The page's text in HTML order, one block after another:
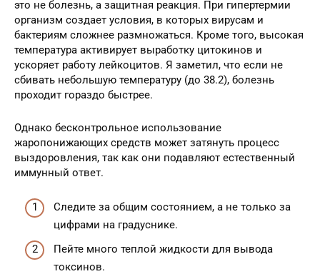
это не болезнь, а защитная реакция. При гипертермии
организм создает условия, в которых вирусам и
бактериям сложнее размножаться. Кроме того, высокая
температура активирует выработку цитокинов и
ускоряет работу лейкоцитов. Я заметил, что если не
сбивать небольшую температуру (до 38.2), болезнь
проходит гораздо быстрее.
Однако бесконтрольное использование
жаропонижающих средств может затянуть процесс
выздоровления, так как они подавляют естественный
иммунный ответ.
Следите за общим состоянием, а не только за
цифрами на градуснике.
Пейте много теплой жидкости для вывода
токсинов.